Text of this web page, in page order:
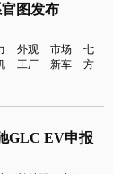
图发布
外观 市场
七
工厂 新车
方
GLC EV申报